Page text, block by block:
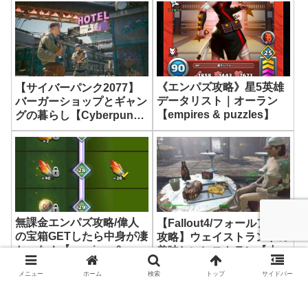
【サイバーパンク2077】
バーガーショップとギャン
グの暮らし【Cyberpunk
2077】
《エンパズ攻略》星5英雄
データリスト｜オーラン
【empires & puzzles】
無課金エンパズ攻略/偉人
の宝箱GETしたら中身が凄
かった！【empires &
puzzles】
【Fallout4/フォールアウト
攻略】ウェイストランドの
美味しいレストラン【小ネ
タ】
メニュー ホーム 検索 トップ サイドバー